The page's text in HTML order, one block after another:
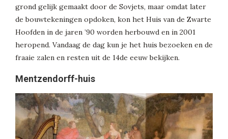
grond gelijk gemaakt door de Sovjets, maar omdat later
de bouwtekeningen opdoken, kon het Huis van de Zwarte
Hoofden in de jaren ’90 worden herbouwd en in 2001
heropend. Vandaag de dag kun je het huis bezoeken en de
fraaie zalen en resten uit de 14de eeuw bekijken.
Mentzendorff-huis